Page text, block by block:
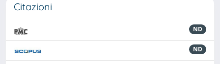
Citazioni
ND
ND